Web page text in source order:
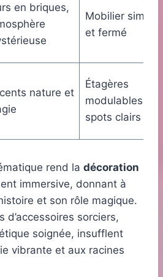
en briques,
Mobilier simple
et fermé
nature et
Étagères
modulables,
spots clairs
rend la décoration
immersive, donnant à
et son rôle magique.
d’accessoires sorciers,
soignée, insufflent
vibrante et aux racines